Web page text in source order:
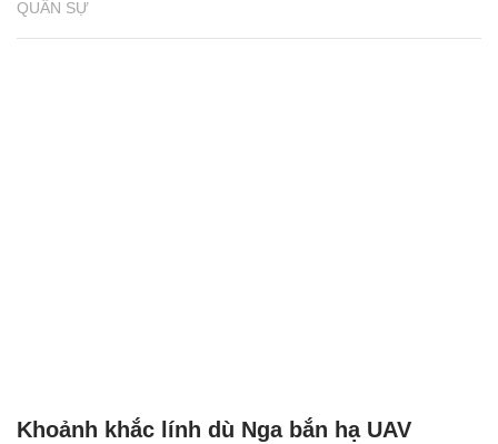
QUÂN SỰ
Khoảnh khắc lính dù Nga bắn hạ UAV